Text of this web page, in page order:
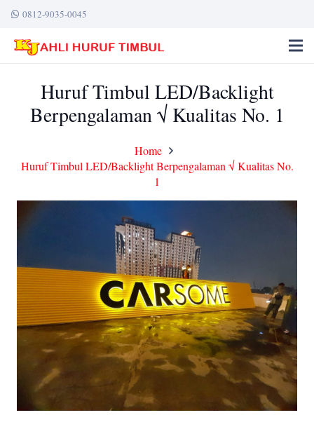
0812-9035-0045
Huruf Timbul LED/Backlight
Berpengalaman √ Kualitas No. 1
Home
Huruf Timbul LED/Backlight Berpengalaman √ Kualitas No.
1